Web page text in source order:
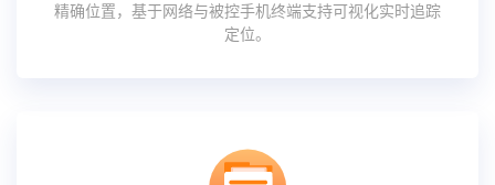
精确位置，基于网络与被控手机终端支持可视化实时追踪
定位。